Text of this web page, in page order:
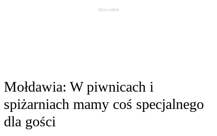
Mołdawia: W piwnicach i
spiżarniach mamy coś specjalnego
dla gości